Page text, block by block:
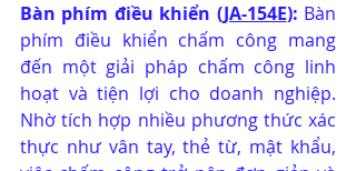
Bàn phím điều khiển (JA-154E): Bàn
phím điều khiển chấm công mang
đến một giải pháp chấm công linh
hoạt và tiện lợi cho doanh nghiệp.
Nhờ tích hợp nhiều phương thức xác
thực như vân tay, thẻ từ, mật khẩu,